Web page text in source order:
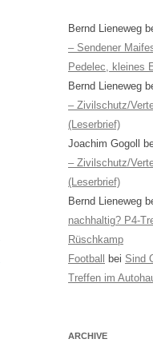
Bernd Lieneweg
– Sendener
Pedelec, kleines
Bernd Lieneweg
– Zivilschutz/
(Leserbrief)
Joachim Gogoll
– Zivilschutz/
(Leserbrief)
Bernd Lieneweg
nachhaltig? P4-
Rüschkamp
Football
bei Sind
Treffen im
ARCHIVE